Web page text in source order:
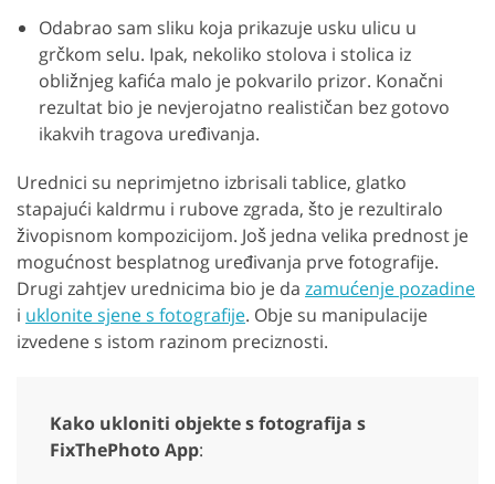
Odabrao sam sliku koja prikazuje usku ulicu u
grčkom selu. Ipak, nekoliko stolova i stolica iz
obližnjeg kafića malo je pokvarilo prizor. Konačni
rezultat bio je nevjerojatno realističan bez gotovo
ikakvih tragova uređivanja.
Urednici su neprimjetno izbrisali tablice, glatko
stapajući kaldrmu i rubove zgrada, što je rezultiralo
živopisnom kompozicijom. Još jedna velika prednost je
mogućnost besplatnog uređivanja prve fotografije.
Drugi zahtjev urednicima bio je da zamućenje pozadine
i uklonite sjene s fotografije. Obje su manipulacije
izvedene s istom razinom preciznosti.
Kako ukloniti objekte s fotografija s
FixThePhoto App: